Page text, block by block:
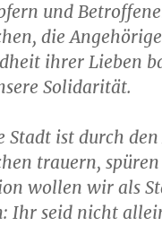
und
die
ihrer Lieben
Solidarität.
Stadt ist durch
trauern,
wollen wir als
Ihr seid nicht